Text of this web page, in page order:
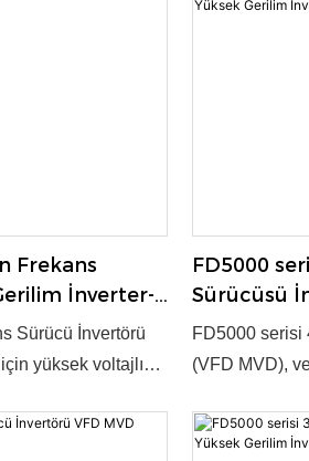
Evet ●
Frekans
İnverter-
Sürücü İnvertörü
yüksek voltajlı
yılında ulusal
FD5000
Sürücüsü
İnverter-
FD5000 serisi
(VFD MVD),
teknoloji ve